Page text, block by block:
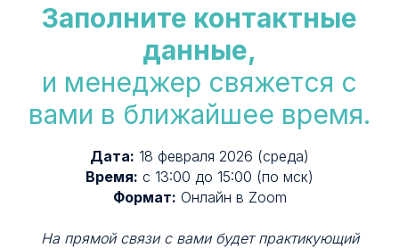
Заполните контактные
данные,
и менеджер свяжется с
вами в ближайшее время.
Дата: 18 февраля 2026 (среда)
Время: с 13:00 до 15:00 (по мск)
Формат: Онлайн в Zoom
На прямой связи с вами будет практикующий